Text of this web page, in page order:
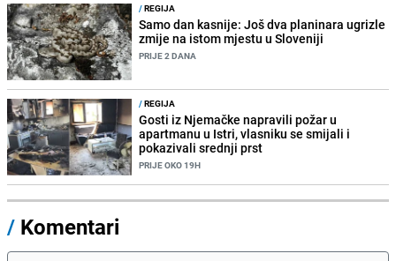
/REGIJA
Samo dan kasnije: Još dva planinara ugrizle
zmije na istom mjestu u Sloveniji
PRIJE 2 DANA
/REGIJA
Gosti iz Njemačke napravili požar u
apartmanu u Istri, vlasniku se smijali i
pokazivali srednji prst
PRIJE OKO 19H
/ Komentari